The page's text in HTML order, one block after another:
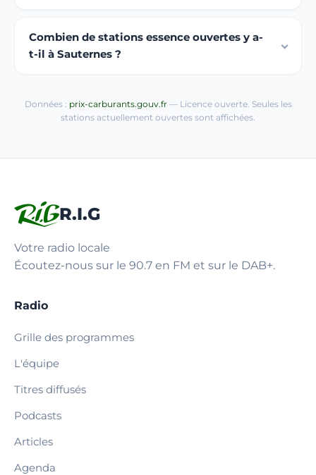
Combien de stations essence ouvertes y a-
t-il à Sauternes ?
Données : prix-carburants.gouv.fr— Licence ouverte. Seules les
stations actuellement ouvertes sont affichées.
R.I.G
Votre radio locale
Écoutez-nous sur le 90.7 en FM et sur le DAB+.
Radio
Grille des programmes
L'équipe
Titres diffusés
Podcasts
Articles
Agenda